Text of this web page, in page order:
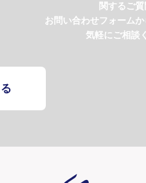
関するご質
お問い合わせフォームか
気軽にご相談